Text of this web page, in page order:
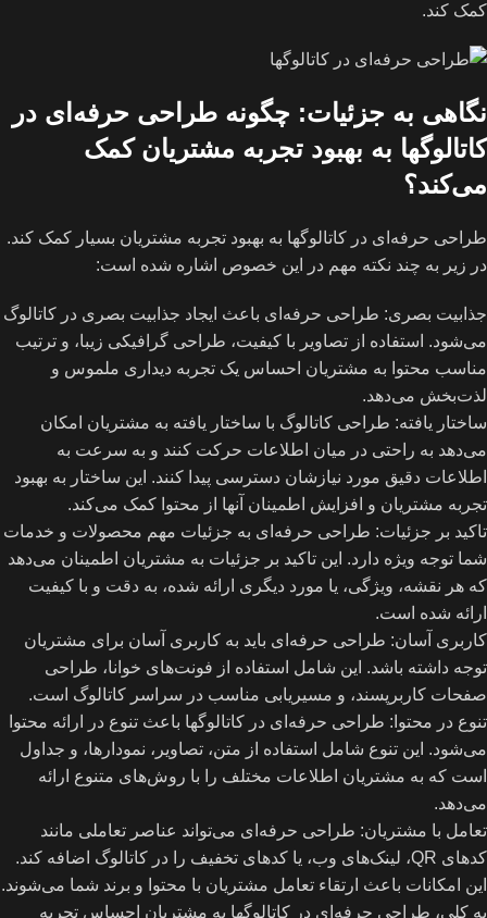
کمک کند.
نگاهی به جزئیات: چگونه طراحی حرفه‌ای در
کاتالوگها به بهبود تجربه مشتریان کمک
می‌کند؟
طراحی حرفه‌ای در کاتالوگها به بهبود تجربه مشتریان بسیار کمک کند.
در زیر به چند نکته مهم در این خصوص اشاره شده است:
جذابیت بصری: طراحی حرفه‌ای باعث ایجاد جذابیت بصری در کاتالوگ
می‌شود. استفاده از تصاویر با کیفیت، طراحی گرافیکی زیبا، و ترتیب
مناسب محتوا به مشتریان احساس یک تجربه دیداری ملموس و
لذت‌بخش می‌دهد.
ساختار یافته: طراحی کاتالوگ با ساختار یافته به مشتریان امکان
می‌دهد به راحتی در میان اطلاعات حرکت کنند و به سرعت به
اطلاعات دقیق مورد نیازشان دسترسی پیدا کنند. این ساختار به بهبود
تجربه مشتریان و افزایش اطمینان آنها از محتوا کمک می‌کند.
تاکید بر جزئیات: طراحی حرفه‌ای به جزئیات مهم محصولات و خدمات
شما توجه ویژه دارد. این تاکید بر جزئیات به مشتریان اطمینان می‌دهد
که هر نقشه، ویژگی، یا مورد دیگری ارائه شده، به دقت و با کیفیت
ارائه شده است.
کاربری آسان: طراحی حرفه‌ای باید به کاربری آسان برای مشتریان
توجه داشته باشد. این شامل استفاده از فونت‌های خوانا، طراحی
صفحات کاربرپسند، و مسیریابی مناسب در سراسر کاتالوگ است.
تنوع در محتوا: طراحی حرفه‌ای در کاتالوگها باعث تنوع در ارائه محتوا
می‌شود. این تنوع شامل استفاده از متن، تصاویر، نمودارها، و جداول
است که به مشتریان اطلاعات مختلف را با روش‌های متنوع ارائه
می‌دهد.
تعامل با مشتریان: طراحی حرفه‌ای می‌تواند عناصر تعاملی مانند
کدهای QR، لینک‌های وب، یا کد‌های تخفیف را در کاتالوگ اضافه کند.
این امکانات باعث ارتقاء تعامل مشتریان با محتوا و برند شما می‌شوند.
به کلی، طراحی حرفه‌ای در کاتالوگها به مشتریان احساس تجربه